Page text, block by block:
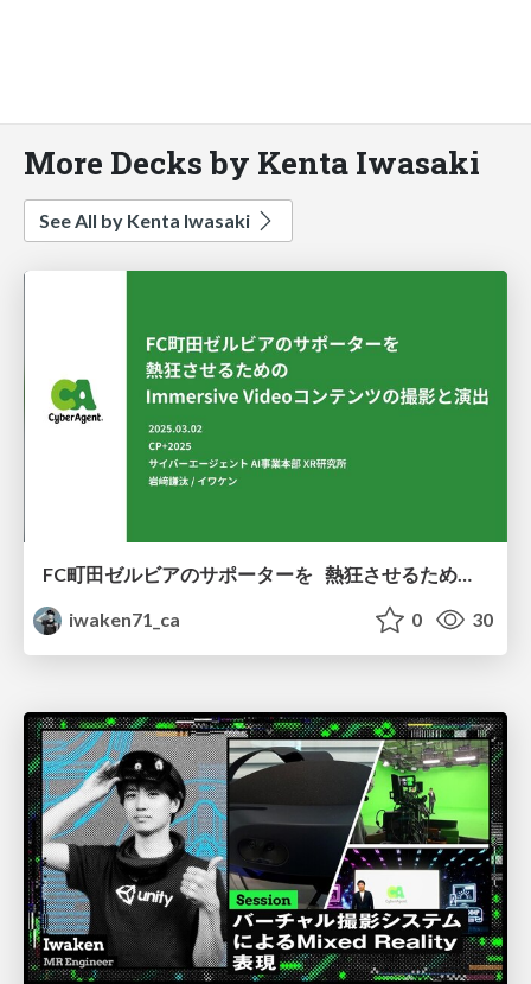
More Decks by Kenta Iwasaki
See All by Kenta Iwasaki
FC町田ゼルビアのサポーターを 熱狂させるための Immersive Videoコンテンツの撮影と演出
iwaken71_ca
0 30